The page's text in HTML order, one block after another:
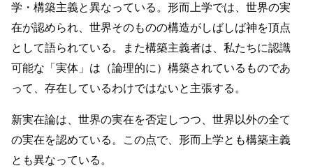
学・構築主義と異なっている。形而上学では、世界の実
在が認められ、世界そのものの構造がしばしば神を頂点
として語られている。また構築主義者は、私たちに認識
可能な「実体」は（論理的に）構築されているものであ
って、存在しているわけではないと主張する。
新実在論は、世界の実在を否定しつつ、世界以外の全て
の実在を認めている。この点で、形而上学とも構築主義
とも異なっている。